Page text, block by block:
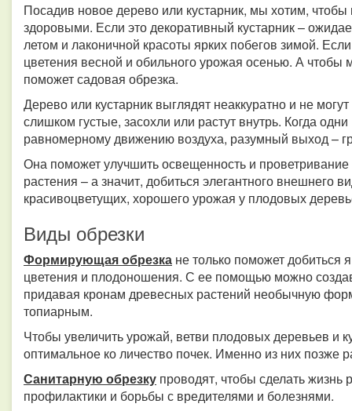
Посадив новое дерево или кустарник, мы хотим,
здоровыми. Если это декоративный кустарник –
летом и лаконичной красоты ярких побегов зимой.
цветения весной и обильного урожая осенью. А
поможет садовая обрезка.
Дерево или кустарник выглядят неаккуратно и не
слишком густые, засохли или растут внутрь. Когда
равномерному движению воздуха, разумный выход –
Она поможет улучшить освещенность и
растения – а значит, добиться элегантного внешнего
красивоцветущих, хорошего урожая у плодовых
Виды обрезки
Формирующая обрезка не только поможет добиться
цветения и плодоношения. С ее помощью можно
придавая кронам древесных растений необычную
топиарным.
Чтобы увеличить урожай, ветви плодовых деревьев и
оптимальное ко личество почек. Именно из них позже
Санитарную обрезку проводят, чтобы сделать
профилактики и борьбы с вредителями и болезнями.